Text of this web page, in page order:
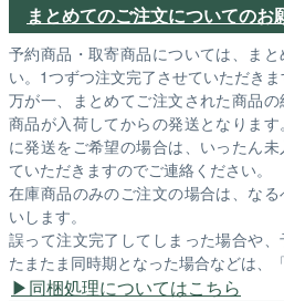
まとめてのご注文についてのお
予約商品・取寄商品については、ま
い。1つずつ注文完了させていただきま
万が一、まとめてご注文された商品
商品が入荷してからの発送となりま
に発送をご希望の場合は、いったん
ていただきますのでご連絡ください。
在庫商品のみのご注文の場合は、な
いします。
誤って注文完了してしまった場合や
たまたま同時期となった場合などは、
同梱処理についてはこちら